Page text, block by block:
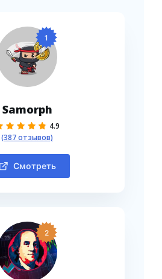
1
Samorph
4.9
(387 отзывов)
Смотреть
2